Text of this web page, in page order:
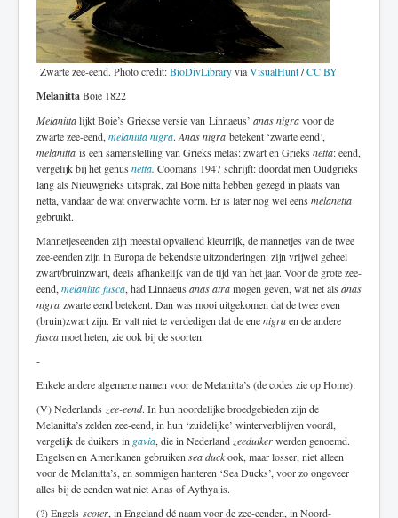
Familie
Historie
Literatuur
Zwarte zee-eend. Photo credit:BioDivLibraryviaVisualHunt/CC BY
MelanittaBoie 1822
Melanittalijkt Boie’s Griekse versie van Linnaeus’ anas nigravoor de
zwarte zee-eend, melanitta nigra. Anas nigra betekent ‘zwarte eend’,
melanitta is een samenstelling van Grieks melas: zwart en Grieks netta: eend,
vergelijk bij het genus netta. Coomans 1947 schrijft: doordat men Oudgrieks
lang als Nieuwgrieks uitsprak, zal Boie nitta hebben gezegd in plaats van
netta, vandaar de wat onverwachte vorm. Er is later nog wel eens melanetta
gebruikt.
Mannetjeseenden zijn meestal opvallend kleurrijk, de mannetjes van de twee
zee-eenden zijn in Europa de bekendste uitzonderingen: zijn vrijwel geheel
zwart/bruinzwart, deels afhankelijk van de tijd van het jaar. Voor de grote zee-
eend, melanitta fusca, had Linnaeus anas atramogen geven, wat net als anas
nigra zwarte eend betekent. Dan was mooi uitgekomen dat de twee even
(bruin)zwart zijn. Er valt niet te verdedigen dat de enenigraen de andere
fuscamoet heten, zie ook bij de soorten.
-
Enkele andere algemene namen voor de Melanitta’s (de codes zie op Home):
(V) Nederlands zee-eend. In hun noordelijke broedgebieden zijn de
Melanitta’s zelden zee-eend, in hun ‘zuidelijke’ winterverblijven voorál,
vergelijk de duikers in gavia, die in Nederland zeeduikerwerden genoemd.
Engelsen en Amerikanen gebruiken sea duckook, maar losser, niet alleen
voor de Melanitta’s, en sommigen hanteren ‘Sea Ducks’, voor zo ongeveer
alles bij de eenden wat niet Anas of Aythya is.
(?) Engels scoter, in Engeland dé naam voor de zee-eenden, in Noord-